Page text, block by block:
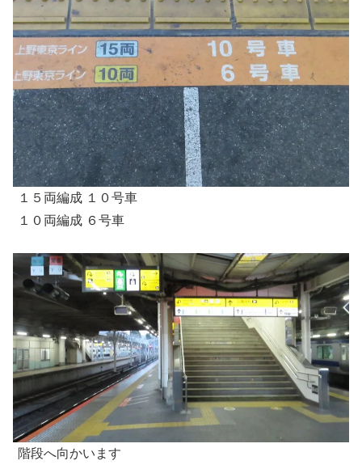
１５両編成 １０号車
１０両編成 ６号車
階段へ向かいます